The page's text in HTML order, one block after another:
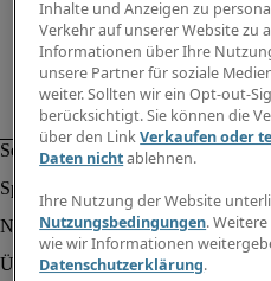
Inhalte und Anzeigen zu
Verkehr auf unserer Website zu
Informationen über Ihre
unsere Partner für soziale
weiter. Sollten wir ein Opt-out-
berücksichtigt. Sie können die
über den LinkVerkaufen oder
Daten nichtablehnen.
Ihre Nutzung der Website
Nutzungsbedingungen.
wie wir Informationen
Datenschutzerklärung.